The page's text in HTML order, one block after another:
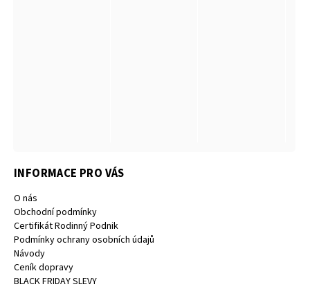
INFORMACE PRO VÁS
O nás
Obchodní podmínky
Certifikát Rodinný Podnik
Podmínky ochrany osobních údajů
Návody
Ceník dopravy
BLACK FRIDAY SLEVY